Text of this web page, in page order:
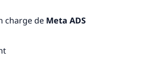
charge de Meta ADS